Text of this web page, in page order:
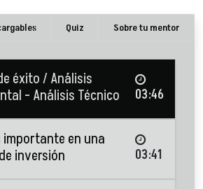
Quiz Sobre tu mentor
éxito / Análisis
- Análisis Técnico
03:46
importante en una
inversión
03:41